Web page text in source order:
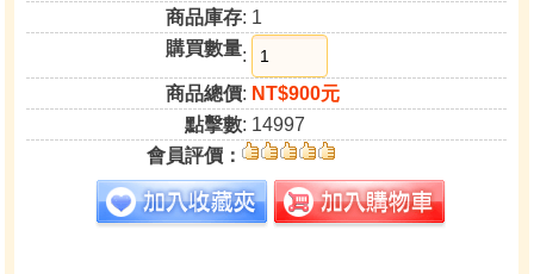
商品庫存: 1
購買數量:
商品總價: NT$900元
點擊數: 14997
會員評價：